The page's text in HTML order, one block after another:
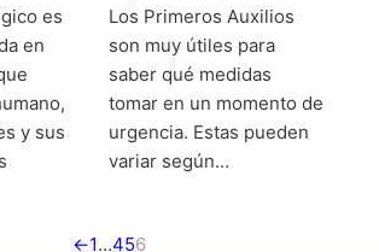
es
en
y sus
Los Primeros Auxilios
son muy útiles para
saber qué medidas
tomar en un momento de
urgencia. Estas pueden
variar según…
←1…456